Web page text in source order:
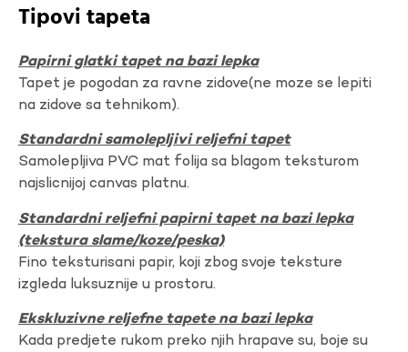
Tipovi tapeta
Papirni glatki tapet na bazi lepka
Tapet je pogodan za ravne zidove(ne moze se lepiti
na zidove sa tehnikom).
Standardni samolepljivi reljefni tapet
Samolepljiva PVC mat folija sa blagom teksturom
najslicnijoj canvas platnu.
Standardni reljefni papirni tapet na bazi lepka
(tekstura slame/koze/peska)
Fino teksturisani papir, koji zbog svoje teksture
izgleda luksuznije u prostoru.
Ekskluzivne reljefne tapete na bazi lepka
Kada predjete rukom preko njih hrapave su, boje su